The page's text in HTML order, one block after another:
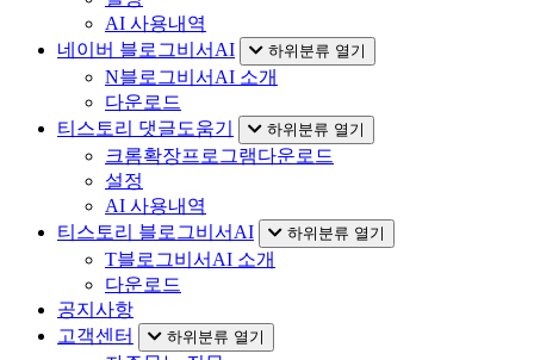
AI 사용내역
네이버 블로그비서AI
하위분류 열기
N블로그비서AI 소개
다운로드
티스토리 댓글도움기
하위분류 열기
크롬확장프로그램다운로드
설정
AI 사용내역
티스토리 블로그비서AI
하위분류 열기
T블로그비서AI 소개
다운로드
공지사항
고객센터
하위분류 열기